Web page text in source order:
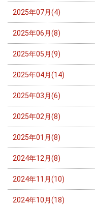
2025年07月(4)
2025年06月(8)
2025年05月(9)
2025年04月(14)
2025年03月(6)
2025年02月(8)
2025年01月(8)
2024年12月(8)
2024年11月(10)
2024年10月(18)